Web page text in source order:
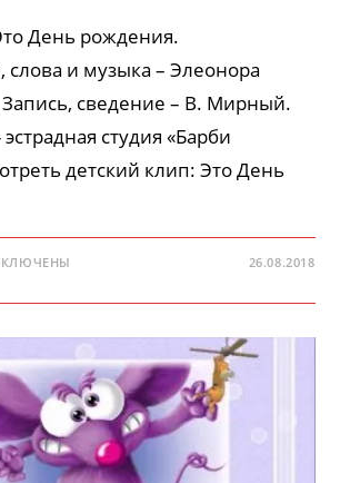
День рождения.
слова и музыка – Элеонора
сведение – В. Мирный.
студия «Барби
детский клип: Это День
26.08.2018